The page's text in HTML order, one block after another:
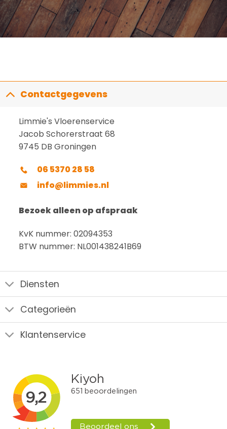
Contactgegevens
Limmie's Vloerenservice
Jacob Schorerstraat 68
9745 DB Groningen
06 5370 28 58
info@limmies.nl
Bezoek alleen op afspraak
KvK nummer: 02094353
BTW nummer: NL001438241B69
Diensten
Categorieën
Klantenservice